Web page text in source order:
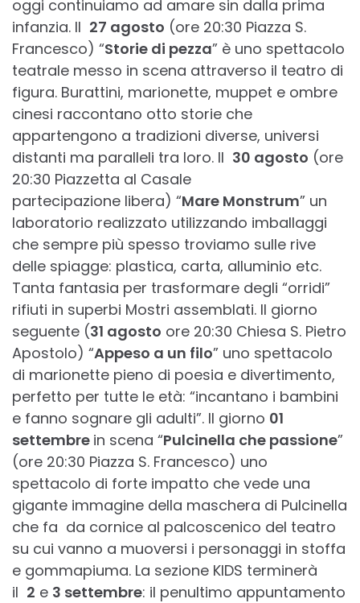
oggi continuiamo ad amare sin dalla prima
infanzia. Il 27 agosto (ore 20:30 Piazza S.
Francesco) “Storie di pezza” è uno spettacolo
teatrale messo in scena attraverso il teatro di
figura. Burattini, marionette, muppet e ombre
cinesi raccontano otto storie che
appartengono a tradizioni diverse, universi
distanti ma paralleli tra loro. Il 30 agosto (ore
20:30 Piazzetta al Casale
partecipazione libera) “Mare Monstrum” un
laboratorio realizzato utilizzando imballaggi
che sempre più spesso troviamo sulle rive
delle spiagge: plastica, carta, alluminio etc.
Tanta fantasia per trasformare degli “orridi”
rifiuti in superbi Mostri assemblati. Il giorno
seguente (31 agosto ore 20:30 Chiesa S. Pietro
Apostolo) “Appeso a un filo” uno spettacolo
di marionette pieno di poesia e divertimento,
perfetto per tutte le età: “incantano i bambini
e fanno sognare gli adulti”. Il giorno 01
settembre in scena “Pulcinella che passione”
(ore 20:30 Piazza S. Francesco) uno
spettacolo di forte impatto che vede una
gigante immagine della maschera di Pulcinella
che fa da cornice al palcoscenico del teatro
su cui vanno a muoversi i personaggi in stoffa
e gommapiuma. La sezione KIDS terminerà
il 2 e 3 settembre: il penultimo appuntamento